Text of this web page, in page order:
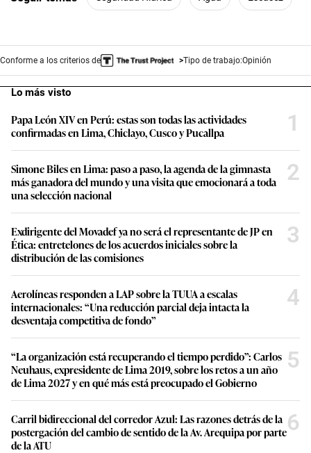
Conforme a los criterios de Tipo de trabajo:Opinión
Lo más visto
Papa León XIV en Perú: estas son todas las actividades
confirmadas en Lima, Chiclayo, Cusco y Pucallpa
1
Simone Biles en Lima: paso a paso, la agenda de la gimnasta
más ganadora del mundo y una visita que emocionará a toda
una selección nacional
2
Exdirigente del Movadef ya no será el representante de JP en
Ética: entretelones de los acuerdos iniciales sobre la
distribución de las comisiones
3
Aerolíneas responden a LAP sobre la TUUA a escalas
internacionales: “Una reducción parcial deja intacta la
desventaja competitiva de fondo”
4
“La organización está recuperando el tiempo perdido”: Carlos
Neuhaus, expresidente de Lima 2019, sobre los retos a un año
de Lima 2027 y en qué más está preocupado el Gobierno
5
Carril bidireccional del corredor Azul: Las razones detrás de la
postergación del cambio de sentido de la Av. Arequipa por parte
de la ATU
6